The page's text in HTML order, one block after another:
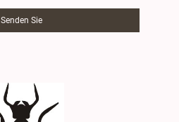
Senden Sie